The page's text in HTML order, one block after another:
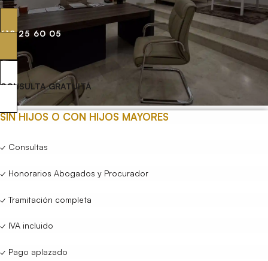
619 25 60 05
CONSULTA GRATUITA
SIN HIJOS O CON HIJOS MAYORES
✓ Consultas
✓ Honorarios Abogados y Procurador
✓ Tramitación completa
✓ IVA incluido
✓ Pago aplazado